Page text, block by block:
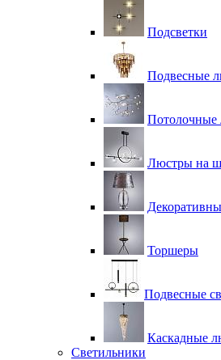
Подсветки
Подвесные
Потолочные
Люстры на
Торшеры
Подвесные
Каскадные
Светильники